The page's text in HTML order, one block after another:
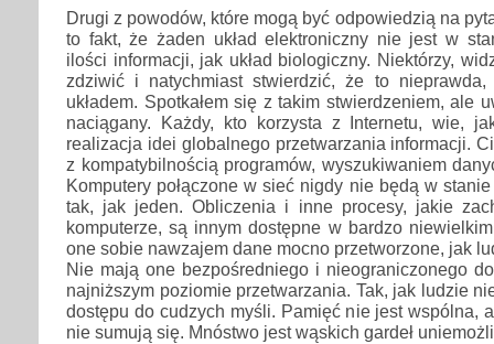
Drugi z powodów, które mogą być odpowiedzią na
to fakt, że żaden układ elektroniczny nie jest w
ilości informacji, jak układ biologiczny. Niektórzy,
zdziwić i natychmiast stwierdzić, że to
układem. Spotkałem się z takim stwierdzeniem, ale
naciągany. Każdy, kto korzysta z Internetu, wie,
realizacja idei globalnego przetwarzania informacji.
z kompatybilnością programów, wyszukiwaniem
Komputery połączone w sieć nigdy nie będą w
tak, jak jeden. Obliczenia i inne procesy, jakie
komputerze, są innym dostępne w bardzo
one sobie nawzajem dane mocno przetworzone, jak
Nie mają one bezpośredniego i nieograniczonego
najniższym poziomie przetwarzania. Tak, jak ludzie
dostępu do cudzych myśli. Pamięć nie jest wspólna,
nie sumują się. Mnóstwo jest wąskich gardeł